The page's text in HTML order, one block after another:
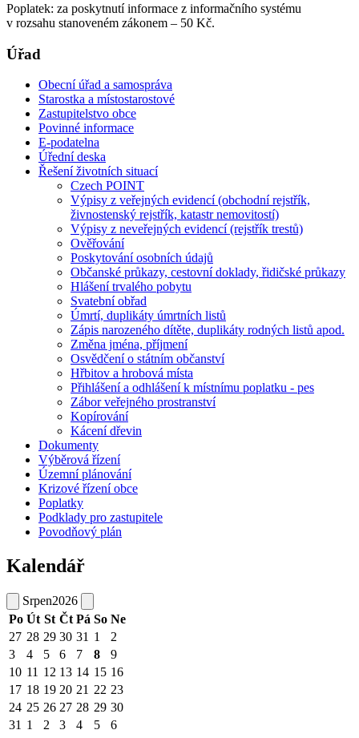
Poplatek: za poskytnutí informace z informačního systému
v rozsahu stanoveném zákonem – 50 Kč.
Úřad
Obecní úřad a samospráva
Starostka a místostarostové
Zastupitelstvo obce
Povinné informace
E-podatelna
Úřední deska
Řešení životních situací
Czech POINT
Výpisy z veřejných evidencí (obchodní rejstřík,
živnostenský rejstřík, katastr nemovitostí)
Výpisy z neveřejných evidencí (rejstřík trestů)
Ověřování
Poskytování osobních údajů
Občanské průkazy, cestovní doklady, řidičské průkazy
Hlášení trvalého pobytu
Svatební obřad
Úmrtí, duplikáty úmrtních listů
Zápis narozeného dítěte, duplikáty rodných listů apod.
Změna jména, příjmení
Osvědčení o státním občanství
Hřbitov a hrobová místa
Přihlášení a odhlášení k místnímu poplatku - pes
Zábor veřejného prostranství
Kopírování
Kácení dřevin
Dokumenty
Výběrová řízení
Územní plánování
Krizové řízení obce
Poplatky
Podklady pro zastupitele
Povodňový plán
Kalendář
Srpen2026
Po Út St Čt Pá So Ne
27 28 29 30 31 1
2
3
4 5 6 7 8
9
10 11 12 13 14 15 16
17 18 19 20 21 22 23
24 25 26 27 28 29 30
31 1 2 3 4 5 6